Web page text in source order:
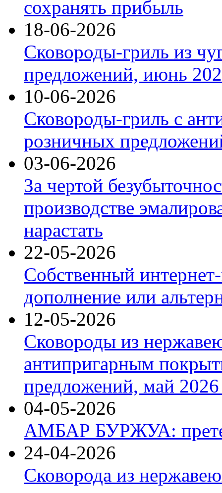
сохранять прибыль
18-06-2026
Сковороды-гриль из
предложений, июнь
10-06-2026
Сковороды-гриль с
розничных
03-06-2026
За чертой
производстве
нарастать
22-05-2026
Собственный
дополнение или
12-05-2026
Сковороды из
антипригарным
предложений, май 2026
04-05-2026
АМБАР БУРЖУА:
24-04-2026
Сковорода из